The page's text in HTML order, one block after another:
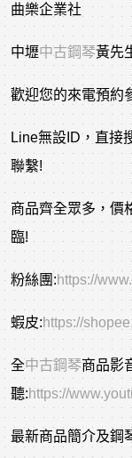
曲樂企業社
中壢中古鋼琴黃先
歡迎您的來電預約
Line無設ID，直接
聯繫!
商品齊全眾多，價
臨!
粉絲團:https://
蝦皮:https://
全中古鋼琴商品影
聽:https://
最新商品簡介及鋼